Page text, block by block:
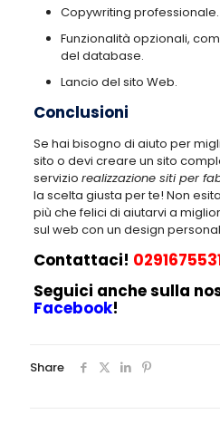
Copywriting professionale.
Funzionalità opzionali,
del database.
Lancio del sito Web.
Conclusioni
Se hai bisogno di aiuto per
sito o devi creare un sito
servizio realizzazione siti per
la scelta giusta per te! Non
più che felici di aiutarvi a
sul web con un design
Contattaci!
Seguici anche sulla
Facebook!
Share